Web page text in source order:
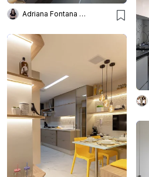
Adriana Fontana Design